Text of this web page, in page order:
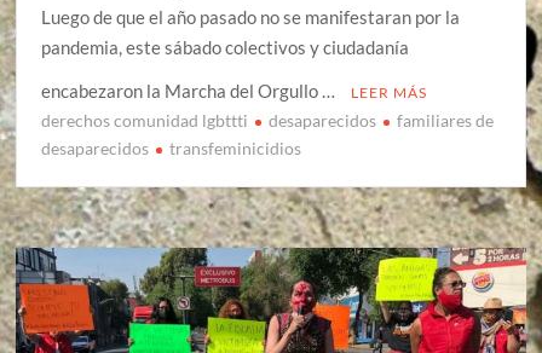
Luego de que el año pasado no se manifestaran por la
pandemia, este sábado colectivos y ciudadanía
encabezaron la Marcha del Orgullo …
LEER MÁS
derechos comunidad lgbttti desaparecidos
familiares de
desaparecidos
transfeminicidios